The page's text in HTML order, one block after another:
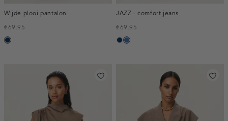
Wijde plooi pantalon
€69.95
donkerblauw
JAZZ - comfort jeans
€69.95
blauw,
blauw,